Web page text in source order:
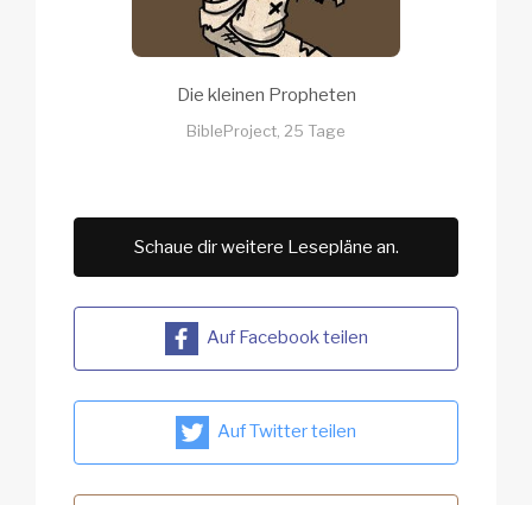
Die kleinen Propheten
BibleProject, 25 Tage
Schaue dir weitere Lesepläne an.
Auf Facebook teilen
Auf Twitter teilen